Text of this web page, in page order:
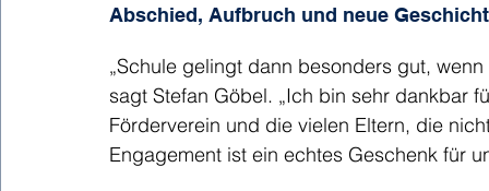
Abschied, Aufbruch und neue
„Schule gelingt dann besonders gut,
sagt Stefan Göbel. „Ich bin sehr dankbar
Förderverein und die vielen Eltern, die
Engagement ist ein echtes Geschenk für